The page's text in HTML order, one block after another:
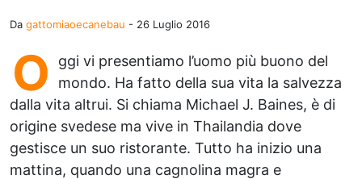
Da gattomiaoecanebau - 26 Luglio 2016
O
ggi vi presentiamo l’uomo più buono del
mondo. Ha fatto della sua vita la salvezza
dalla vita altrui. Si chiama Michael J. Baines, è di
origine svedese ma vive in Thailandia dove
gestisce un suo ristorante. Tutto ha inizio una
mattina, quando una cagnolina magra e